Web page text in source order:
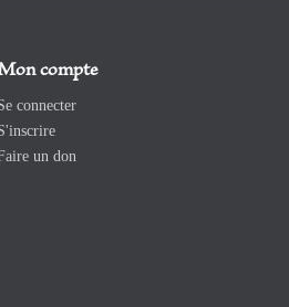
compte
connecter
un don